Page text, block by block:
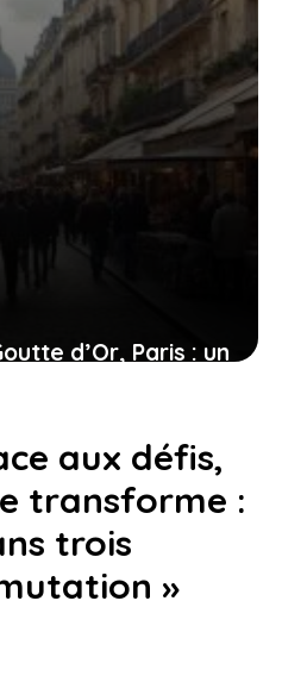
d’Or, Paris : un
aux défis,
transforme :
trois
»